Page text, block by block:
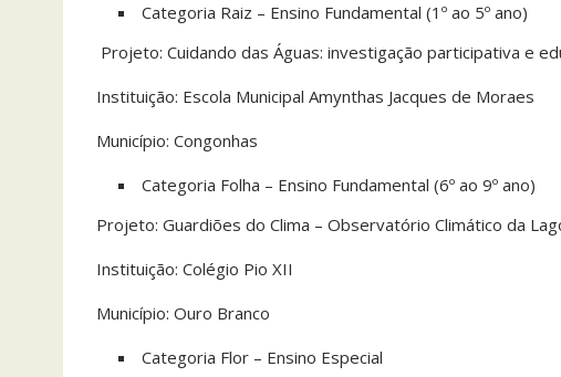
Categoria Raiz – Ensino Fundamental (1º ao 5º ano)
Projeto: Cuidando das Águas: investigação participativa e
Instituição: Escola Municipal Amynthas Jacques de Moraes
Município: Congonhas
Categoria Folha – Ensino Fundamental (6º ao 9º ano)
Projeto: Guardiões do Clima – Observatório Climático da
Instituição: Colégio Pio XII
Município: Ouro Branco
Categoria Flor – Ensino Especial